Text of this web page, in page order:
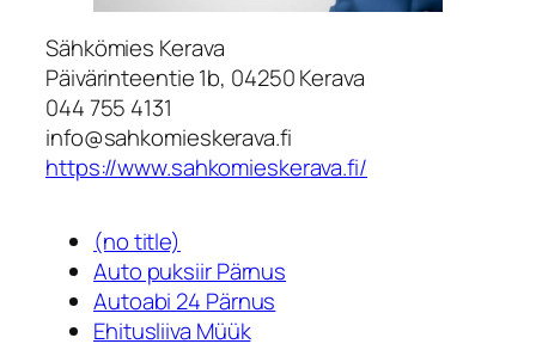
Sähkömies Kerava
Päivärinteentie 1b, 04250 Kerava
044 755 4131
info@sahkomieskerava.fi
https://www.sahkomieskerava.fi/
(no title)
Auto puksiir Pärnus
Autoabi 24 Pärnus
Ehitusliiva Müük